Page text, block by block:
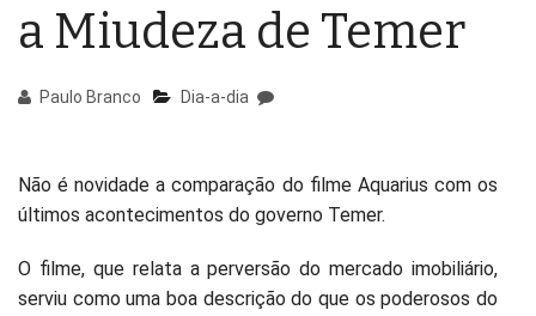
a Miudeza de Temer
Paulo Branco Dia-a-dia
Não é novidade a comparação do filme Aquarius com os
últimos acontecimentos do governo Temer.
O filme, que relata a perversão do mercado imobiliário,
serviu como uma boa descrição do que os poderosos do